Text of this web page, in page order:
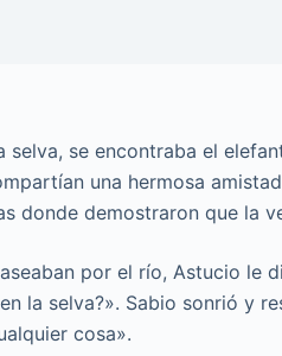
selva, se encontraba el
una hermosa
donde demostraron que la
por el río, Astucio le
la selva?». Sabio sonrió y
cosa».